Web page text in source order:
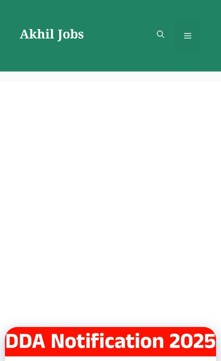
contentAkhil Jobs Menu